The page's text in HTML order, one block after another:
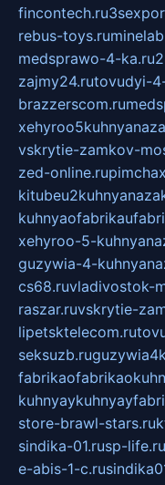
fincontech.ru
rebus-toys.ru
medsprawo-4-ka.ru
zajmy24.rutovudyi-
brazzerscom.ru
vskrytie-zamkov-
zed-online.ru
xehyroo-5-
guzywia-4-
cs68.ruvladivostok-
raszar.ruvskrytie-
lipetsktelecom.ru
seksuzb.ru
store-brawl-stars.ru
sindika-01.rusp-life.ru
e-abis-1-c.ru